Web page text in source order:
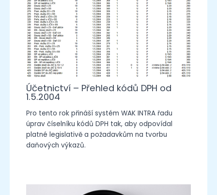
Účetnictví – Přehled kódů DPH od
1.5.2004
Pro tento rok přináší systém WAK INTRA řadu
úprav číselníku kódů DPH tak, aby odpovídal
platné legislativě a požadavkům na tvorbu
daňových výkazů.